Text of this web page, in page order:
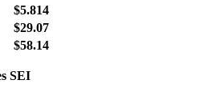
$5.814
$29.07
$58.14
SEI